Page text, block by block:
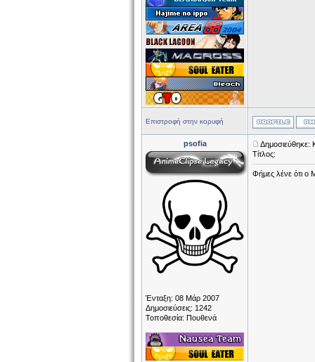
Επιστροφή στην κορυφή
psofia
Ένταξη: 08 Μάρ 2007
Δημοσιεύσεις: 1242
Τοποθεσία: Πουθενά
Δημοσιεύθηκε:
Τίτλος:
Φήμες λένε ὀτι ο